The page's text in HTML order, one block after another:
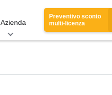
Azienda
Preventivo sconto
multi-licenza